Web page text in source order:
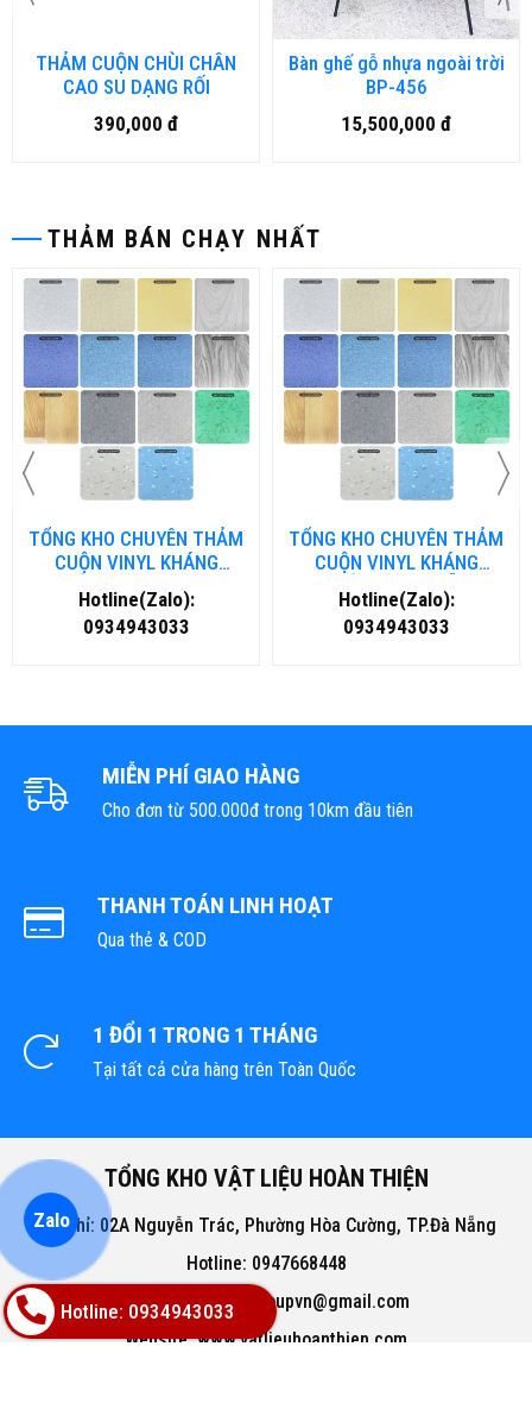
THẢM CUỘN CHÙI CHÂN
CAO SU DẠNG RỐI
390,000 đ
Bàn ghế gỗ nhựa ngoài trời
BP-456
15,500,000 đ
THẢM BÁN CHẠY NHẤT
TỔNG KHO CHUYÊN THẢM
CUỘN VINYL KHÁNG
KHUẨN TẠI ĐÀ NẴNG
Hotline(Zalo):
0934943033
TỔNG KHO CHUYÊN THẢM
CUỘN VINYL KHÁNG
KHUẨN TẠI HÀ NỘI
Hotline(Zalo):
0934943033
MIỄN PHÍ GIAO HÀNG
Cho đơn từ 500.000đ trong 10km đầu tiên
THANH TOÁN LINH HOẠT
Qua thẻ & COD
1 ĐỔI 1 TRONG 1 THÁNG
Tại tất cả cửa hàng trên Toàn Quốc
TỔNG KHO VẬT LIỆU HOÀN THIỆN
Địa chỉ: 02A Nguyễn Trác, Phường Hòa Cường, TP.Đà Nẵng
Hotline: 0947668448
Email: bachphatgroupvn@gmail.com
Website: www.vatlieuhoanthien.com
Hotline: 0934943033
Zalo